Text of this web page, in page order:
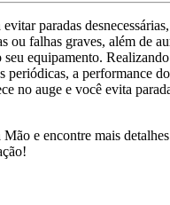
paradas desnecessárias,
ou falhas graves, além de
equipamento. Realizando
periódicas, a performance
no auge e você evita
e encontre mais